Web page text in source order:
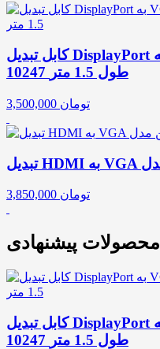
کابل تبدیل DisplayPort به VGA یوگرین مدل DP105
10247 طول 1.5 متر
3,500,000 تومان
3,850,000 تومان
محصولات پیشنهادی
کابل تبدیل DisplayPort به VGA یوگرین مدل DP105
10247 طول 1.5 متر